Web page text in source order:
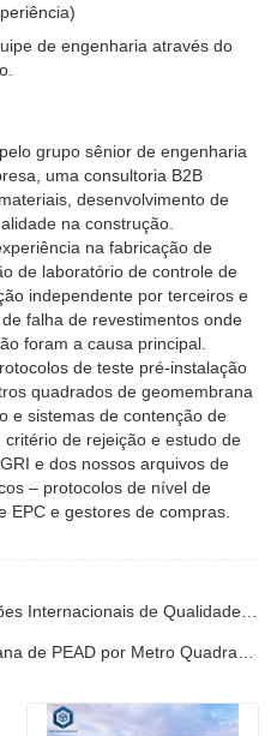
de engenharia através do
grupo sênior de engenharia
uma consultoria B2B
desenvolvimento de
na construção.
na fabricação de
de laboratório de controle de
independente por terceiros e
falha de revestimentos onde
foram a causa principal.
de teste pré-instalação
quadrados de geomembrana
e sistemas de contenção de
de rejeição e estudo de
e dos nossos arquivos de
– protocolos de nível de
EPC e gestores de compras.